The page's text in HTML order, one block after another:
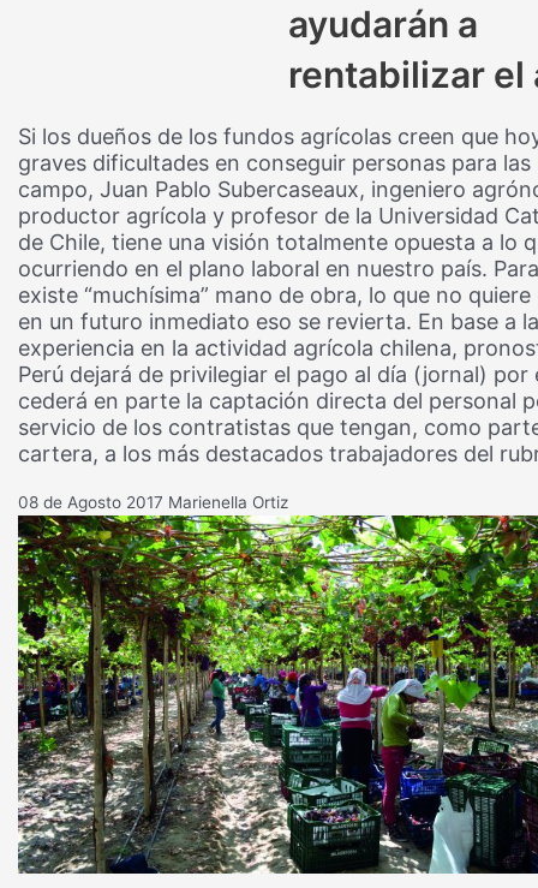
ayudarán a
rentabilizar el
Si los dueños de los fundos agrícolas creen que
graves dificultades en conseguir personas para las
campo, Juan Pablo Subercaseaux, ingeniero
productor agrícola y profesor de la Universidad
de Chile, tiene una visión totalmente opuesta a lo
ocurriendo en el plano laboral en nuestro país.
existe “muchísima” mano de obra, lo que no
en un futuro inmediato eso se revierta. En base a
experiencia en la actividad agrícola chilena,
Perú dejará de privilegiar el pago al día (jornal) por
cederá en parte la captación directa del personal
servicio de los contratistas que tengan, como
cartera, a los más destacados trabajadores del
08 de Agosto 2017 Marienella Ortiz